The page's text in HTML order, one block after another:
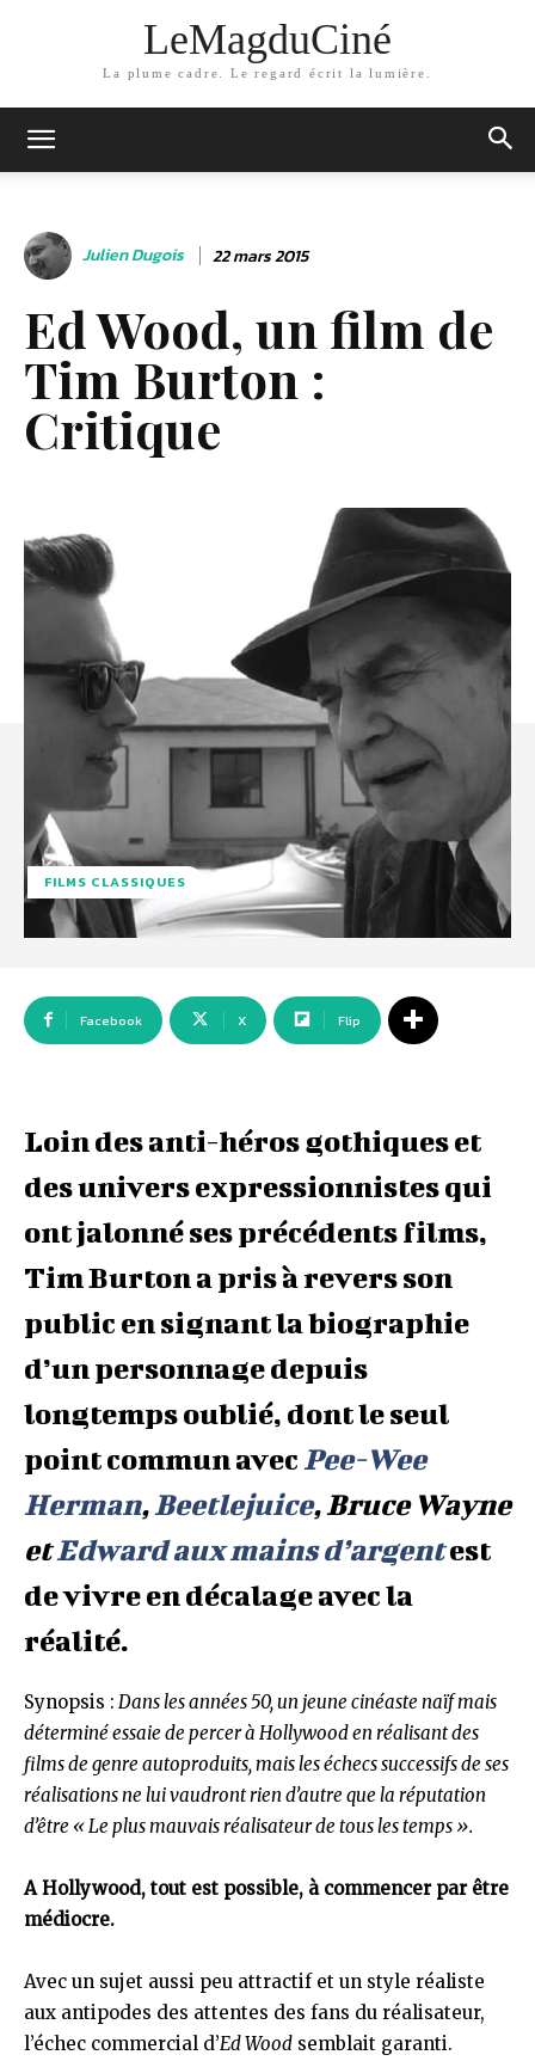
LeMagduCiné
La plume cadre. Le regard écrit la lumière.
Julien Dugois 22 mars 2015
Ed Wood, un film de
Tim Burton :
Critique
FILMS CLASSIQUES
Facebook X Flip
Loin des anti-héros gothiques et
des univers expressionnistes qui
ont jalonné ses précédents films,
Tim Burton a pris à revers son
public en signant la biographie
d’un personnage depuis
longtemps oublié, dont le seul
point commun avec Pee-Wee
Herman,Beetlejuice, Bruce Wayne
etEdward aux mains d’argentest
de vivre en décalage avec la
réalité.
Synopsis : Dans les années 50, un jeune cinéaste naïf mais
déterminé essaie de percer à Hollywood en réalisant des
films de genre autoproduits, mais les échecs successifs de ses
réalisations ne lui vaudront rien d’autre que la réputation
d’être « Le plus mauvais réalisateur de tous les temps ».
A Hollywood, tout est possible, à commencer par être
médiocre.
Avec un sujet aussi peu attractif et un style réaliste
aux antipodes des attentes des fans du réalisateur,
l’échec commercial d’Ed Wood semblait garanti.